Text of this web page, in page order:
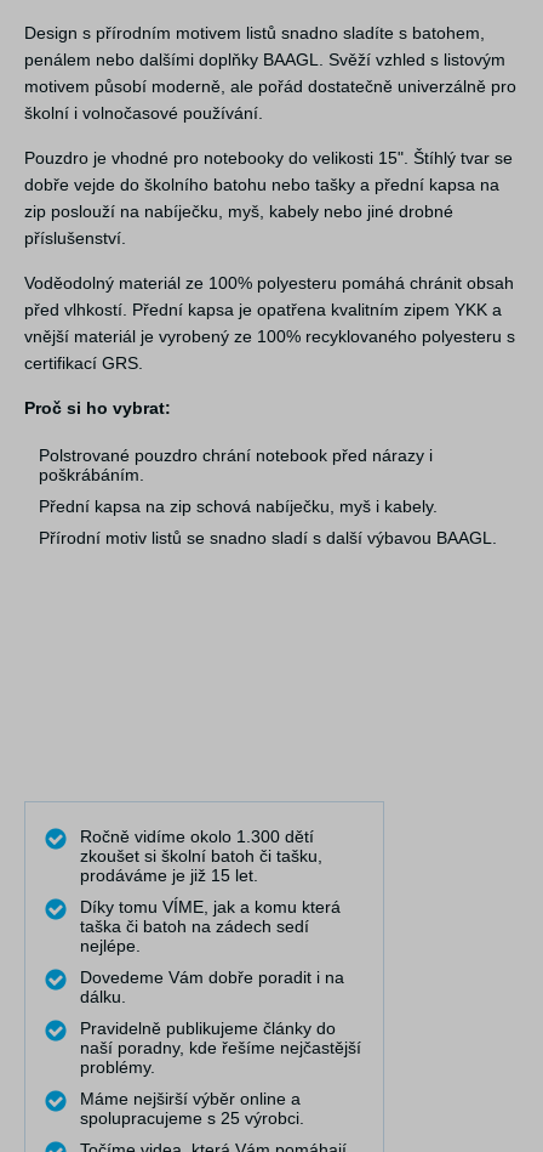
Design s přírodním motivem listů snadno sladíte s batohem,
penálem nebo dalšími doplňky BAAGL. Svěží vzhled s listovým
motivem působí moderně, ale pořád dostatečně univerzálně pro
školní i volnočasové používání.
Pouzdro je vhodné pro notebooky do velikosti 15". Štíhlý tvar se
dobře vejde do školního batohu nebo tašky a přední kapsa na
zip poslouží na nabíječku, myš, kabely nebo jiné drobné
příslušenství.
Voděodolný materiál ze 100% polyesteru pomáhá chránit obsah
před vlhkostí. Přední kapsa je opatřena kvalitním zipem YKK a
vnější materiál je vyrobený ze 100% recyklovaného polyesteru s
certifikací GRS.
Proč si ho vybrat:
Polstrované pouzdro chrání notebook před nárazy i
poškrábáním.
Přední kapsa na zip schová nabíječku, myš i kabely.
Přírodní motiv listů se snadno sladí s další výbavou BAAGL.
Ročně vidíme okolo 1.300 dětí
zkoušet si školní batoh či tašku,
prodáváme je již 15 let.
Díky tomu VÍME, jak a komu která
taška či batoh na zádech sedí
nejlépe.
Dovedeme Vám dobře poradit i na
dálku.
Pravidelně publikujeme články do
naší poradny, kde řešíme nejčastější
problémy.
Máme nejširší výběr online a
spolupracujeme s 25 výrobci.